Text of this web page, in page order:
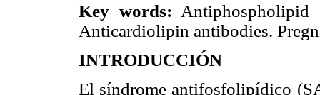
Key words: Antiphospholipid
Anticardiolipin antibodies.
INTRODUCCIÓN
El síndrome antifosfolipídico